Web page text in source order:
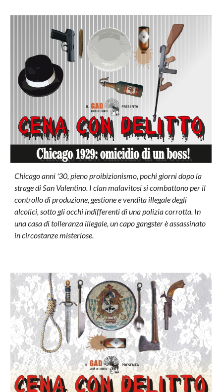
Chicago anni '30, pieno proibizionismo, pochi giorni dopo la
strage di San Valentino. I clan malavitosi si combattono per il
controllo di produzione, gestione e vendita illegale degli
alcolici, sotto gli occhi indifferenti di una polizia corrotta. In
una casa di tolleranza illegale, un capo gangster è assassinato
in circostanze misteriose.